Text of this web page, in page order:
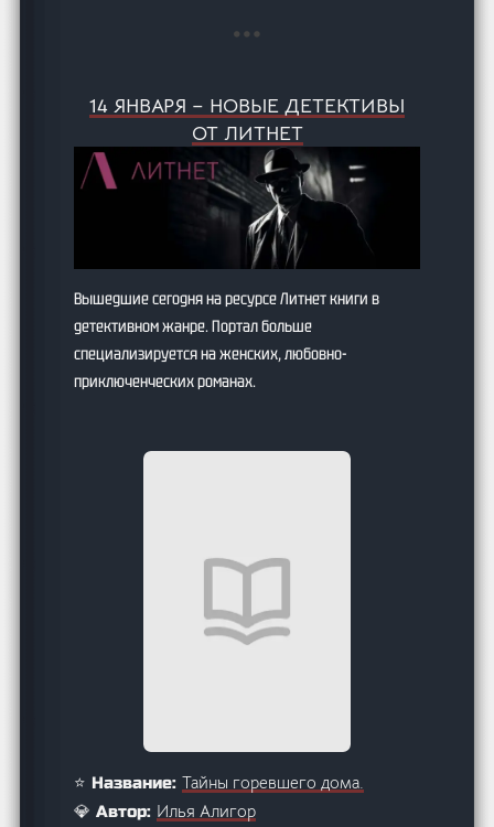
14 ЯНВАРЯ – НОВЫЕ ДЕТЕКТИВЫ
ОТ ЛИТНЕТ
Вышедшие сегодня на ресурсе Литнет книги в
детективном жанре. Портал больше
специализируется на женских, любовно-
приключенческих романах.
⭐ Название:Тайны горевшего дома.
💎 Автор: Илья Алигор